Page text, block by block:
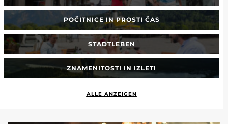
POČITNICE IN PROSTI ČAS
STADTLEBEN
ZNAMENITOSTI IN IZLETI
ALLE ANZEIGEN